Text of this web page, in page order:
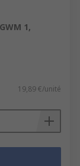
1,
19,89 €/unité